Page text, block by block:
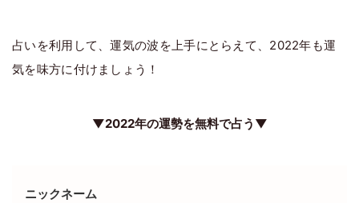
占いを利用して、運気の波を上手にとらえて、2022年も運
気を味方に付けましょう！
▼2022年の運勢を無料で占う▼
ニックネーム